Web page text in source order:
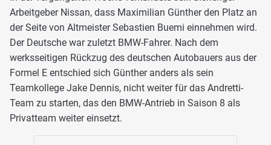
Arbeitgeber Nissan, dass Maximilian Günther den Platz an
der Seite von Altmeister Sebastien Buemi einnehmen wird.
Der Deutsche war zuletzt BMW-Fahrer. Nach dem
werksseitigen Rückzug des deutschen Autobauers aus der
Formel E entschied sich Günther anders als sein
Teamkollege Jake Dennis, nicht weiter für das Andretti-
Team zu starten, das den BMW-Antrieb in Saison 8 als
Privatteam weiter einsetzt.